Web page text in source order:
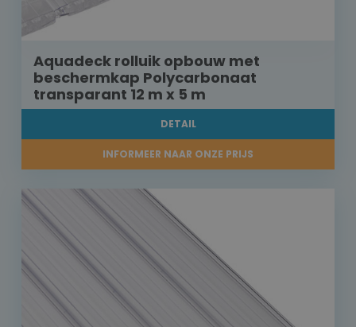
Aquadeck rolluik opbouw met
beschermkap Polycarbonaat
transparant 12 m x 5 m
DETAIL
INFORMEER NAAR ONZE PRIJS